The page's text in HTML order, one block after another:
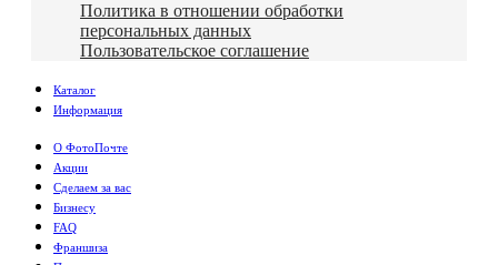
Политика в отношении обработки
персональных данных
Пользовательское соглашение
Каталог
Информация
О ФотоПочте
Акции
Сделаем за вас
Бизнесу
FAQ
Франшиза